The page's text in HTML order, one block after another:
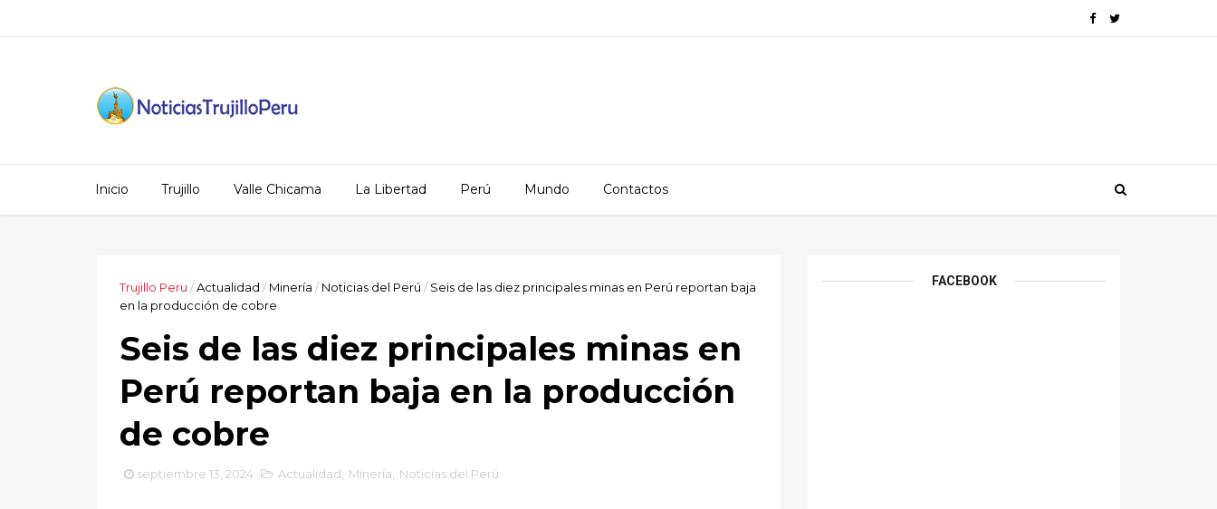
Inicio Trujillo Valle Chicama La Libertad Perú Mundo Contactos
Trujillo Peru /Actualidad / Minería / Noticias del Perú / Seis de las diez principales minas en Perú reportan baja
en la producción de cobre
Seis de las diez principales minas en
Perú reportan baja en la producción
de cobre
septiembre 13, 2024 Actualidad Minería Noticias del Perú
FACEBOOK